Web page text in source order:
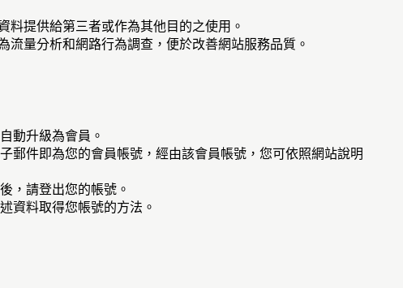
提供給第三者或作為其他目的之使用。
流量分析和網路行為調查，便於改善網站服務品質。
動升級為會員。
郵件即為您的會員帳號，經由該會員帳號，您可依照網站說明
，請登出您的帳號。
資料取得您帳號的方法。